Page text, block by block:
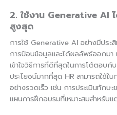
2. ใช้งาน Generative AI
สูงสุด
การใช้ Generative AI อย่างมีประ
การป้อนข้อมูลและได้ผลลัพธ์ออกมา
เข้าใจวิธีการที่ดีที่สุดในการโต้ตอบกั
ประโยชน์มากที่สุด HR สามารถใช้ใน
อย่างรวดเร็ว เช่น การประเมินทักษ
แผนการฝึกอบรมที่เหมาะสมสำหรับแ